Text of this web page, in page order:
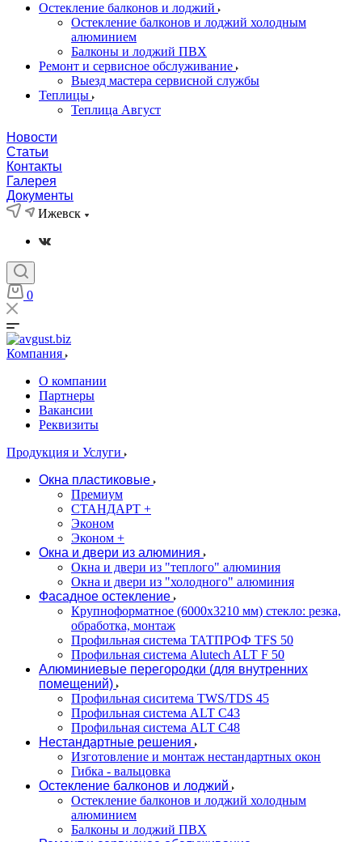
Остекление балконов и лоджий
Остекление балконов и лоджий холодным
алюминием
Балконы и лоджий ПВХ
Ремонт и сервисное обслуживание
Выезд мастера сервисной службы
Теплицы
Теплица Август
Новости
Статьи
Контакты
Галерея
Документы
Ижевск
0
Компания
О компании
Партнеры
Вакансии
Реквизиты
Продукция и Услуги
Окна пластиковые
Премиум
СТАНДАРТ +
Эконом
Эконом +
Окна и двери из алюминия
Окна и двери из "теплого" алюминия
Окна и двери из "холодного" алюминия
Фасадное остекление
Крупноформатное (6000x3210 мм) стекло: резка,
обработка, монтаж
Профильная система ТАТПРОФ TFS 50
Профильная система Alutech ALT F 50
Алюминиевые перегородки (для внутренних
помещений)
Профильная сиситема TWS/TDS 45
Профильная система ALT C43
Профильная система ALT C48
Нестандартные решения
Изготовление и монтаж нестандартных окон
Гибка - вальцовка
Остекление балконов и лоджий
Остекление балконов и лоджий холодным
алюминием
Балконы и лоджий ПВХ